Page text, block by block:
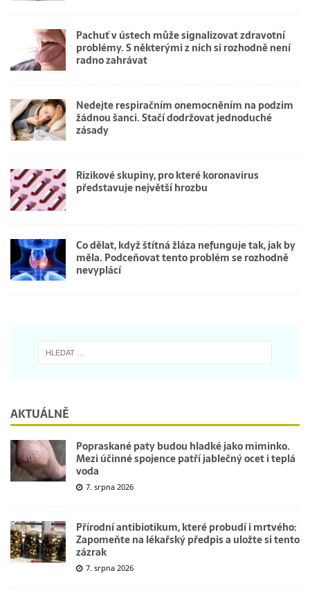
Pachuť v ústech může signalizovat zdravotní
problémy. S některými z nich si rozhodně není
radno zahrávat
Nedejte respiračním onemocněním na podzim
žádnou šanci. Stačí dodržovat jednoduché
zásady
Rizikové skupiny, pro které koronavirus
představuje největší hrozbu
Co dělat, když štítná žláza nefunguje tak, jak by
měla. Podceňovat tento problém se rozhodně
nevyplácí
AKTUÁLNĚ
Popraskané paty budou hladké jako miminko.
Mezi účinné spojence patří jablečný ocet i teplá
voda
7. srpna 2026
Přírodní antibiotikum, které probudí i mrtvého:
Zapomeňte na lékařský předpis a uložte si tento
zázrak
7. srpna 2026